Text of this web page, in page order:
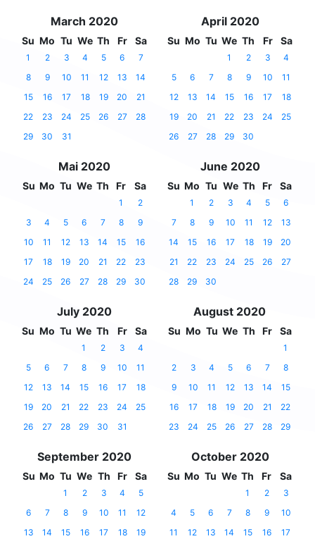
March 2020
Su Mo Tu We Th Fr Sa
1 2 3 4 5 6
7
8
9 10 11 12 13
14
15
16 17 18 19 20
21
22
23 24 25 26 27
28
29
30 31
April 2020
Su Mo Tu We Th Fr Sa
1 2 3
4
5
6 7 8 9 10
11
12
13 14 15 16 17
18
19
20 21 22 23 24
25
26
27 28 29 30
Mai 2020
Su Mo Tu We Th Fr Sa
1
2
3
4 5 6 7 8
9
10
11 12 13 14 15
16
17
18 19 20 21 22
23
24
25 26 27 28 29 30
June 2020
Su Mo Tu We Th Fr Sa
1 2 3 4 5
6
7
8 9 10 11 12
13
14
15 16 17 18 19
20
21
22 23 24 25 26
27
28
29 30
July 2020
Su Mo Tu We Th Fr Sa
1 2 3
4
5
6 7 8 9 10
11
12
13 14 15 16 17
18
19
20 21 22 23 24
25
26
27 28 29 30 31
August 2020
Su Mo Tu We Th Fr Sa
1
2
3 4 5 6 7
8
9
10 11 12 13 14
15
16
17 18 19 20 21
22
23
24 25 26 27 28 29
September 2020
Su Mo Tu We Th Fr Sa
1 2 3 4
5
6
7 8 9 10 11
12
13
14 15 16 17 18
19
October 2020
Su Mo Tu We Th Fr Sa
1 2
3
4
5 6 7 8 9
10
11
12 13 14 15 16
17